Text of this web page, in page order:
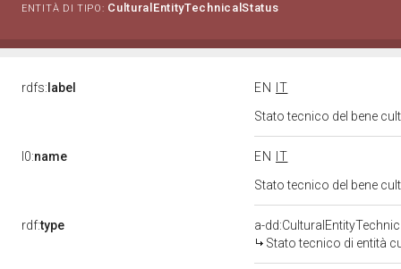
ENTITÀ DI TIPO: CulturalEntityTechnicalStatus
rdfs: label EN
IT
Stato tecnico del bene
l0:name EN
IT
Stato tecnico del bene
rdf:type
a-
Stato tecnico di entità